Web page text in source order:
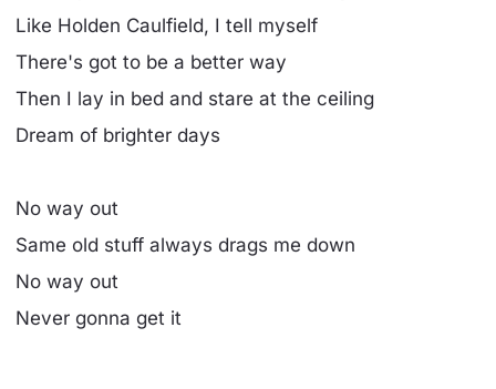
Like Holden Caulfield, I tell myself
There's got to be a better way
Then I lay in bed and stare at the ceiling
Dream of brighter days
No way out
Same old stuff always drags me down
No way out
Never gonna get it